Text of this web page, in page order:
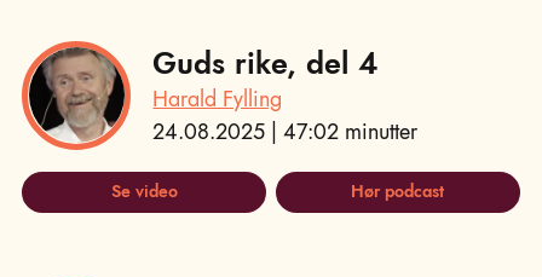
Guds rike, del 4
Harald Fylling
24.08.2025 | 47:02 minutter
Se video Hør podcast